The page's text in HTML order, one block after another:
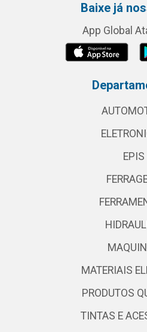
Baixe já
App Global
EPIS
MATERIAIS
PRODUTOS
TINTAS E